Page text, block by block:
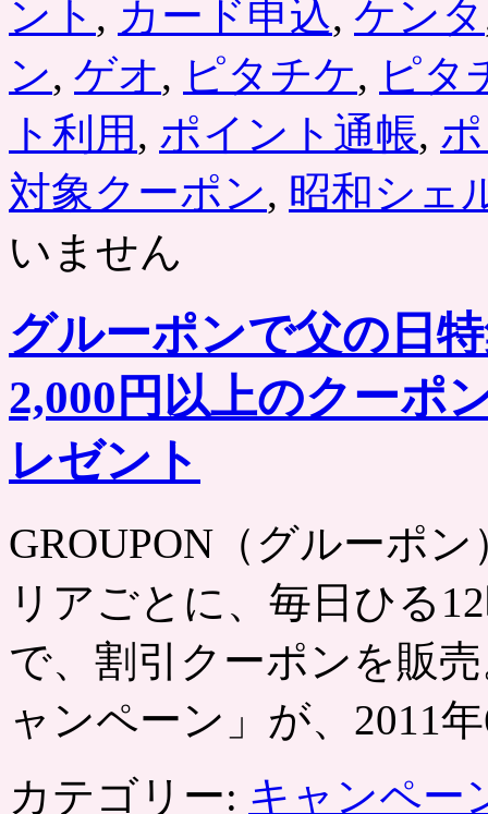
ント , カード申込, ケンタ
ン, ゲオ, ピタチケ, ピタ
ト利用 , ポイント通帳,
対象クーポン, 昭和シェ
いません
グルーポンで父の日
2,000円以上のクーポ
レゼント
GROUPON（グルーポ
リアごとに、毎日ひる
で、割引クーポンを販
ャンペーン」が、2011
カテゴリー: キャンペー